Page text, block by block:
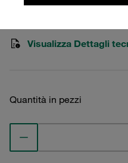
Visualizza Dettagli
Quantità in pezzi